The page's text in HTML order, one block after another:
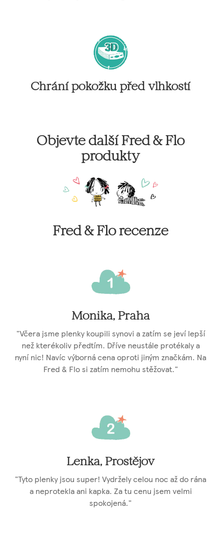
Chrání pokožku před vlhkostí
Objevte další Fred & Flo
produkty
Fred & Flo recenze
Monika, Praha
"Včera jsme plenky koupili synovi a zatím se jeví lepší
než kterékoliv předtím. Dříve neustále protékaly a
nyní nic! Navíc výborná cena oproti jiným značkám. Na
Fred & Flo si zatím nemohu stěžovat."
Lenka, Prostějov
"Tyto plenky jsou super! Vydržely celou noc až do rána
a neprotekla ani kapka. Za tu cenu jsem velmi
spokojená."